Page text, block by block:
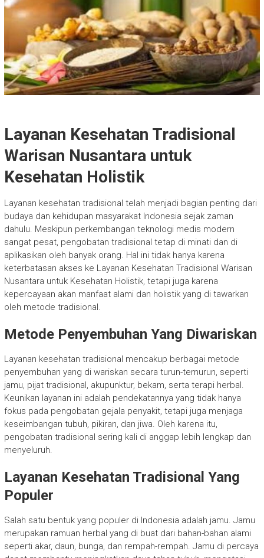
Layanan Kesehatan Tradisional
Warisan Nusantara untuk
Kesehatan Holistik
Layanan kesehatan tradisional telah menjadi bagian penting dari
budaya dan kehidupan masyarakat Indonesia sejak zaman
dahulu. Meskipun perkembangan teknologi medis modern
sangat pesat, pengobatan tradisional tetap di minati dan di
aplikasikan oleh banyak orang. Hal ini tidak hanya karena
keterbatasan akses ke Layanan Kesehatan Tradisional Warisan
Nusantara untuk Kesehatan Holistik, tetapi juga karena
kepercayaan akan manfaat alami dan holistik yang di tawarkan
oleh metode tradisional.
Metode Penyembuhan Yang Diwariskan
Layanan kesehatan tradisional mencakup berbagai metode
penyembuhan yang di wariskan secara turun-temurun, seperti
jamu, pijat tradisional, akupunktur, bekam, serta terapi herbal.
Keunikan layanan ini adalah pendekatannya yang tidak hanya
fokus pada pengobatan gejala penyakit, tetapi juga menjaga
keseimbangan tubuh, pikiran, dan jiwa. Oleh karena itu,
pengobatan tradisional sering kali di anggap lebih lengkap dan
menyeluruh.
Layanan Kesehatan Tradisional Yang
Populer
Salah satu bentuk yang populer di Indonesia adalah jamu. Jamu
merupakan ramuan herbal yang di buat dari bahan-bahan alami
seperti akar, daun, bunga, dan rempah-rempah. Jamu di percaya